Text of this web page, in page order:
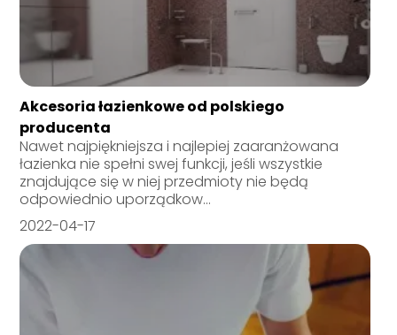
Akcesoria łazienkowe od polskiego
producenta
Nawet najpiękniejsza i najlepiej zaaranżowana
łazienka nie spełni swej funkcji, jeśli wszystkie
znajdujące się w niej przedmioty nie będą
odpowiednio uporządkow...
2022-04-17